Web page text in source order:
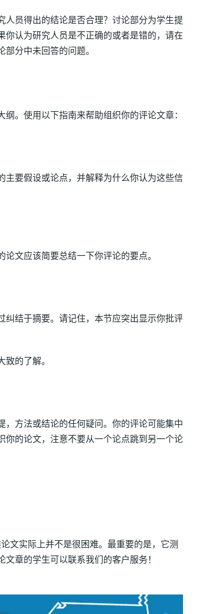
员得出的结论是否合理？讨论部分为学生提
认为研究人员是不正确的或者是错的，请在
分中未回答的问题。
。使用以下指南来帮助组织你的评论文章：
要假设或论点，并解释为什么你认为这些信
文应该简要总结一下你评论的要点。
结于摘要。请记住，本节应突出显示你批评
的了解。
方法或结论的任何疑问。你的评论可能集中
的论文，注意不要从一个论点跳到另一个论
文实际上并不是很困难。最重要的是，它测
章的学生可以联系我们的客户服务！